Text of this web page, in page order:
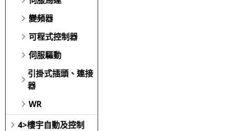
變頻器
可程式控制器
伺服驅動
引掛式插頭、連接
器
WR
4>樓宇自動及控制